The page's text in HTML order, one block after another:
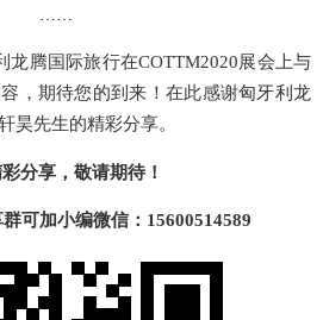
龙腾国际旅行在COTTM2020展会上与
，期待您的到来！在此感谢匈牙利龙
昊先生的精彩分享。
分享，敬请期待！
可加小编微信： 15600514589